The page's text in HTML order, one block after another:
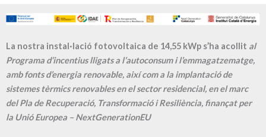
La nostra instal·lació fotovoltaica de 14,55 kWp s’ha acollit al
Programa d’incentius lligats a l’autoconsum i l’emmagatzematge,
amb fonts d’energia renovable, així com a la implantació de
sistemes tèrmics renovables en el sector residencial, en el marc
del Pla de Recuperació, Transformació i Resiliència, finançat per
la Unió Europea – NextGenerationEU